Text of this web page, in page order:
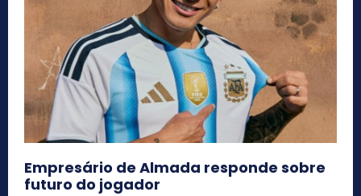
Empresário de Almada responde sobre
futuro do jogador